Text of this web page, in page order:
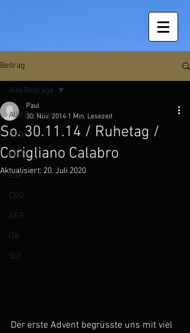
Beitrag
Alle Beiträge
GBR
FRA
ESP
CRO
GER
ITA
SUI
Alle Beiträge
So. 30.11.14 / Ruhetag /
Corigliano Calabro
Paul
30. Nov. 2014 1 Min. Lesezeit
Aktualisiert: 20. Juli 2020
Der erste Advent begrüsste uns mit viel